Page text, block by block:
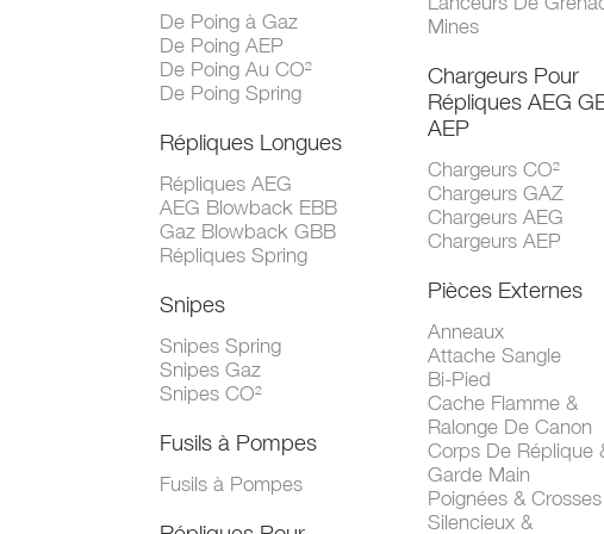
De Poing à Gaz
De Poing AEP
De Poing Au CO²
De Poing Spring
Répliques Longues
Répliques AEG
AEG Blowback EBB
Gaz Blowback GBB
Répliques Spring
Snipes
Snipes Spring
Snipes Gaz
Snipes CO²
Fusils à Pompes
Fusils à Pompes
Mines
Chargeurs Pour
Répliques AEG
AEP
Chargeurs CO²
Chargeurs GAZ
Chargeurs AEG
Chargeurs AEP
Pièces Externes
Anneaux
Attache Sangle
Bi-Pied
Cache Flamme &
Ralonge De Canon
Corps De Réplique
Garde Main
Poignées & Crosses
Silencieux &